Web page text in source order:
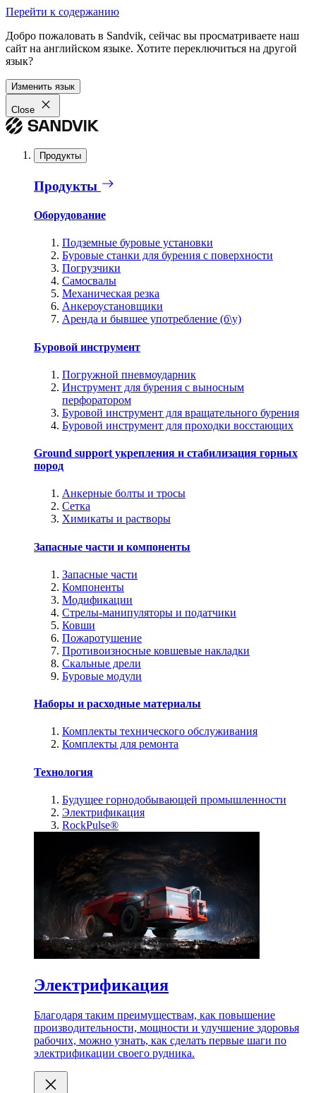
Перейти к содержанию
Добро пожаловать в Sandvik, сейчас вы просматриваете наш
сайт на английском языке. Хотите переключиться на другой
язык?
Изменить язык
Close
Продукты
Продукты
Оборудование
Подземные буровые установки
Буровые станки для бурения с поверхности
Погрузчики
Самосвалы
Механическая резка
Анкероустановщики
Аренда и бывшее употребление (б\у)
Буровой инструмент
Погружной пневмоударник
Инструмент для бурения с выносным
перфоратором
Буровой инструмент для вращательного бурения
Буровой инструмент для проходки восстающих
Ground support укрепления и стабилизация горных
пород
Анкерные болты и тросы
Сетка
Химикаты и растворы
Запасные части и компоненты
Запасные части
Компоненты
Модификации
Стрелы-манипуляторы и податчики
Ковши
Пожаротушение
Противоизносные ковшевые накладки
Скальные дрели
Буровые модули
Наборы и расходные материалы
Комплекты технического обслуживания
Комплекты для ремонта
Технология
Будущее горнодобывающей промышленности
Электрификация
RockPulse®
Электрификация
Благодаря таким преимуществам, как повышение
производительности, мощности и улучшение здоровья
рабочих, можно узнать, как сделать первые шаги по
электрификации своего рудника.